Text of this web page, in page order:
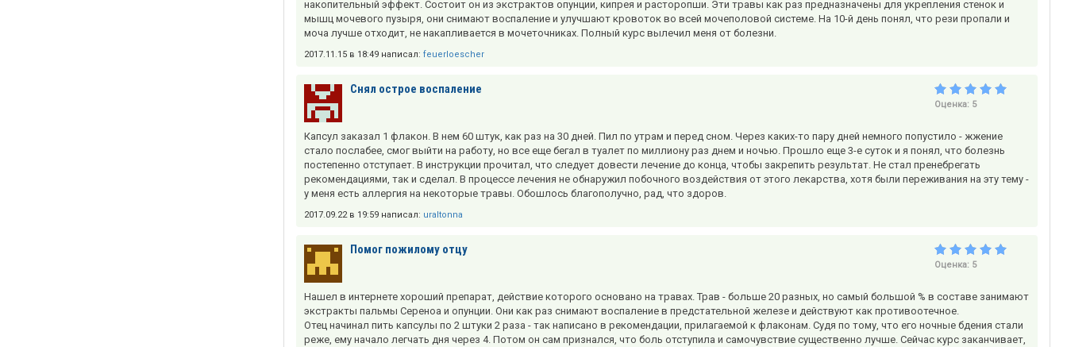
накопительный эффект. Состоит он из экстрактов опунции, кипрея и расторопши. Эти травы как раз предназначены для укрепления стенок и
мышц мочевого пузыря, они снимают воспаление и улучшают кровоток во всей мочеполовой системе. На 10-й день понял, что рези пропали и
моча лучше отходит, не накапливается в мочеточниках. Полный курс вылечил меня от болезни.
2017.11.15 в 18:49 написал: feuerloescher
Снял острое воспаление
Оценка: 5
Капсул заказал 1 флакон. В нем 60 штук, как раз на 30 дней. Пил по утрам и перед сном. Через каких-то пару дней немного попустило - жжение
стало послабее, смог выйти на работу, но все еще бегал в туалет по миллиону раз днем и ночью. Прошло еще 3-е суток и я понял, что болезнь
постепенно отступает. В инструкции прочитал, что следует довести лечение до конца, чтобы закрепить результат. Не стал пренебрегать
рекомендациями, так и сделал. В процессе лечения не обнаружил побочного воздействия от этого лекарства, хотя были переживания на эту тему -
у меня есть аллергия на некоторые травы. Обошлось благополучно, рад, что здоров.
2017.09.22 в 19:59 написал: uraltonna
Помог пожилому отцу
Оценка: 5
Нашел в интернете хороший препарат, действие которого основано на травах. Трав - больше 20 разных, но самый большой % в составе занимают
экстракты пальмы Сереноа и опунции. Они как раз снимают воспаление в предстательной железе и действуют как противоотечное.
Отец начинал пить капсулы по 2 штуки 2 раза - так написано в рекомендации, прилагаемой к флаконам. Судя по тому, что его ночные бдения стали
реже, ему начало легчать дня через 4. Потом он сам признался, что боль отступила и самочувствие существенно лучше. Сейчас курс заканчивает,